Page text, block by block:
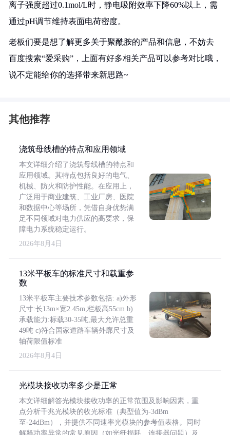
离子强度超过0.1mol/L时，静电吸附效率下降60%以上，需
通过pH调节维持表面电荷密度。
老板们要是想了解更多关于聚酰胺的产品和信息，不妨去
百度搜索“爱采购”，上面有好多相关产品可以参考对比哦，
说不定能给你的选择带来新思路~
其他推荐
浇筑母线槽的特点和应用领域
本文详细介绍了浇筑母线槽的特点和
应用领域。其特点包括良好的电气、
机械、防火和防护性能。在应用上，
广泛用于商业建筑、工业厂房、医院
和数据中心等场所，凭借自身优势满
足不同领域对电力供应的高要求，保
障电力系统稳定运行。
2026年8月4日
13米平板车的标准尺寸和载重参
数
13米平板车主要技术参数包括: a)外形
尺寸:长13m×宽2.45m,栏板高55cm b)
承载能力:标载30-35吨,最大允许总重
49吨 c)符合国家道路车辆外廓尺寸及
轴荷限值标准
2026年8月4日
光模块接收功率多少是正常
本文详细解答光模块接收功率的正常范围及影响因素，重
点分析千兆光模块的收光标准（典型值为-3dBm
至-24dBm），并提供不同速率光模块的参考值表格。同时
解释功率异常的常见原因（如光纤损耗、连接器问题）及